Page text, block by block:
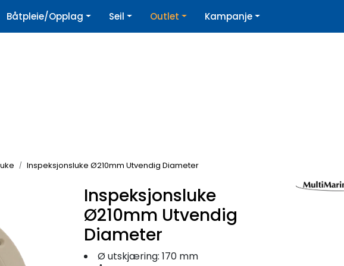
| Nyhetsbrev
Båtpleie/Opplag Seil Outlet Kampanje
Inspeksjonsluke Ø210mm Utvendig Diameter
Inspeksjonsluke
Ø210mm Utvendig
Diameter
Ø utskjæring: 170 mm